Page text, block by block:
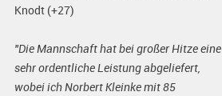
Knodt (+27)
"Die Mannschaft hat bei großer Hitze eine
sehr ordentliche Leistung abgeliefert,
wobei ich Norbert Kleinke mit 85